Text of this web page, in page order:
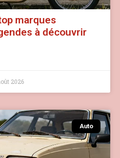
marques
à découvrir
2026
Auto